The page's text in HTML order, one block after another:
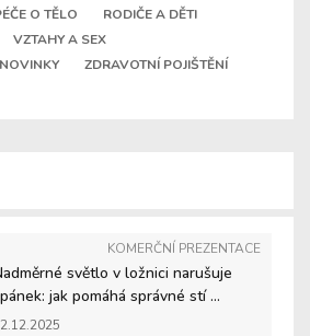
O TĚLO
RODIČE A DĚTI
VZTAHY A SEX
ZDRAVOTNÍ POJIŠTĚNÍ
KOMERČNÍ PREZENTACE
světlo v ložnici narušuje
jak pomáhá správné stí ...